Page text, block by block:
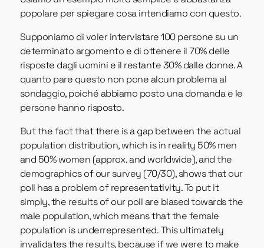
popolare per spiegare cosa intendiamo con questo.
Supponiamo di voler intervistare 100 persone su un
determinato argomento e di ottenere il 70% delle
risposte dagli uomini e il restante 30% dalle donne. A
quanto pare questo non pone alcun problema al
sondaggio, poiché abbiamo posto una domanda e le
persone hanno risposto.
But the fact that there is a gap between the actual
population distribution, which is in reality 50% men
and 50% women (approx. and worldwide), and the
demographics of our survey (70/30), shows that our
poll has a problem of representativity. To put it
simply, the results of our poll are biased towards the
male population, which means that the female
population is underrepresented. This ultimately
invalidates the results, because if we were to make